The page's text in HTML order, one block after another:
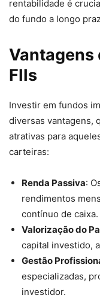
rentabilidade é
do fundo a longo
Vantagens
FIIs
Investir em fundos
diversas vantagens,
atrativas para
carteiras:
Renda Passiva:
rendimentos
contínuo de caixa.
Valorização do
capital investido,
Gestão
especializadas,
investidor.